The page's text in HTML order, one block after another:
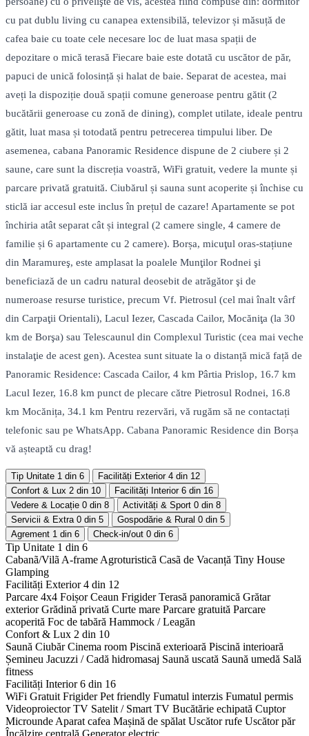
cu pat dublu living cu canapea extensibilă, televizor și măsuță de
cafea baie cu toate cele necesare loc de luat masa spații de
depozitare o mică terasă Fiecare baie este dotată cu uscător de păr,
papuci de unică folosință și halat de baie. Separat de acestea, mai
aveți la dispoziție două spații comune generoase pentru gătit (2
bucătării generoase cu zonă de dining), complet utilate, ideale pentru
gătit, luat masa și totodată pentru petrecerea timpului liber. De
asemenea, cabana Panoramic Residence dispune de 2 ciubere și 2
saune, care sunt la discreția voastră, WiFi gratuit, vedere la munte și
parcare privată gratuită. Ciubărul și sauna sunt acoperite și închise cu
sticlă iar accesul este inclus în prețul de cazare! Apartamente se pot
închiria atât separat cât și integral (2 camere single, 4 camere de
familie și 6 apartamente cu 2 camere). Borșa, micuţul oras-stațiune
din Maramureş, este amplasat la poalele Munţilor Rodnei şi
beneficiază de un cadru natural deosebit de atrăgător şi de
numeroase resurse turistice, precum Vf. Pietrosul (cel mai înalt vârf
din Carpaţii Orientali), Lacul Iezer, Cascada Cailor, Mocăniţa (la 30
km de Borşa) sau Telescaunul din Complexul Turistic (cea mai veche
instalaţie de acest gen). Acestea sunt situate la o distanță mică față de
Panoramic Residence: Cascada Cailor, 4 km Pârtia Prislop, 16.7 km
Lacul Iezer, 16.8 km punct de plecare către Pietrosul Rodnei, 16.8
km Mocănița, 34.1 km Pentru rezervări, vă rugăm să ne contactați
telefonic sau pe WhatsApp. Cabana Panoramic Residence din Borșa
vă așteaptă cu drag!
Tip Unitate 1 din 6 Facilități Exterior 4 din 12
Confort & Lux 2 din 10 Facilități Interior 6 din 16
Vedere & Locație 0 din 8 Activități & Sport 0 din 8
Servicii & Extra 0 din 5 Gospodărie & Rural 0 din 5
Agrement 1 din 6 Check-in/out 0 din 6
Tip Unitate 1 din 6
Cabanã/Vilã A-frame Agroturisticã Casã de Vacanță Tiny House
Glamping
Facilități Exterior4 din 12
Parcare 4x4 Foișor Ceaun Frigider Terasă panoramică Grătar
exterior Grădină privată Curte mare Parcare gratuită Parcare
acoperită Foc de tabără Hammock / Leagăn
Confort & Lux 2 din 10
Saună Ciubăr Cinema room Piscină exterioară Piscină interioară
Șemineu Jacuzzi / Cadă hidromasaj Saună uscată Saună umedă Sală
fitness
Facilități Interior6 din 16
WiFi Gratuit Frigider Pet friendly Fumatul interzis Fumatul permis
Videoproiector TV Satelit / Smart TV Bucătărie echipată Cuptor
Microunde Aparat cafea Mașină de spălat Uscător rufe Uscător păr